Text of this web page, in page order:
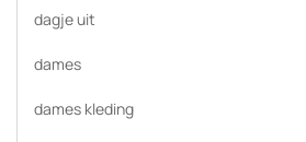
dagje uit
dames
dames kleding